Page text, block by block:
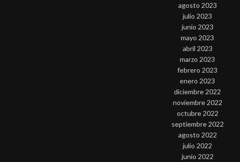
agosto 2023
julio 2023
junio 2023
mayo 2023
abril 2023
marzo 2023
febrero 2023
enero 2023
diciembre 2022
noviembre 2022
octubre 2022
septiembre 2022
agosto 2022
julio 2022
junio 2022